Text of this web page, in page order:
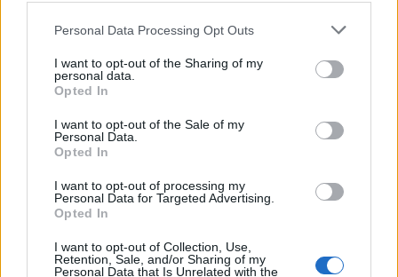
Please note that this website/app uses one or more Google
not limited to your visit or usage behaviour. You may click to
grant or deny consent to Google and its third-party tags to
use your data for below specified purposes in below Google
consent section.
Personal Data Processing Opt Outs
I want to opt-out of the Sharing of my
personal data.
Opted In
I want to opt-out of the Sale of my
Personal Data.
Opted In
I want to opt-out of processing my
Personal Data for Targeted Advertising.
Opted In
I want to opt-out of Collection, Use,
Retention, Sale, and/or Sharing of my
Personal Data that Is Unrelated with the
Franco Casoni